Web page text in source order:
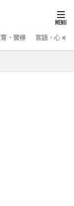
・習得 言語・心・